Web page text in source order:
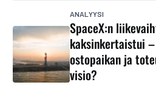
ANALYYSI
SpaceX:n
kaksinkertaistui
ostopaikan ja
visio?